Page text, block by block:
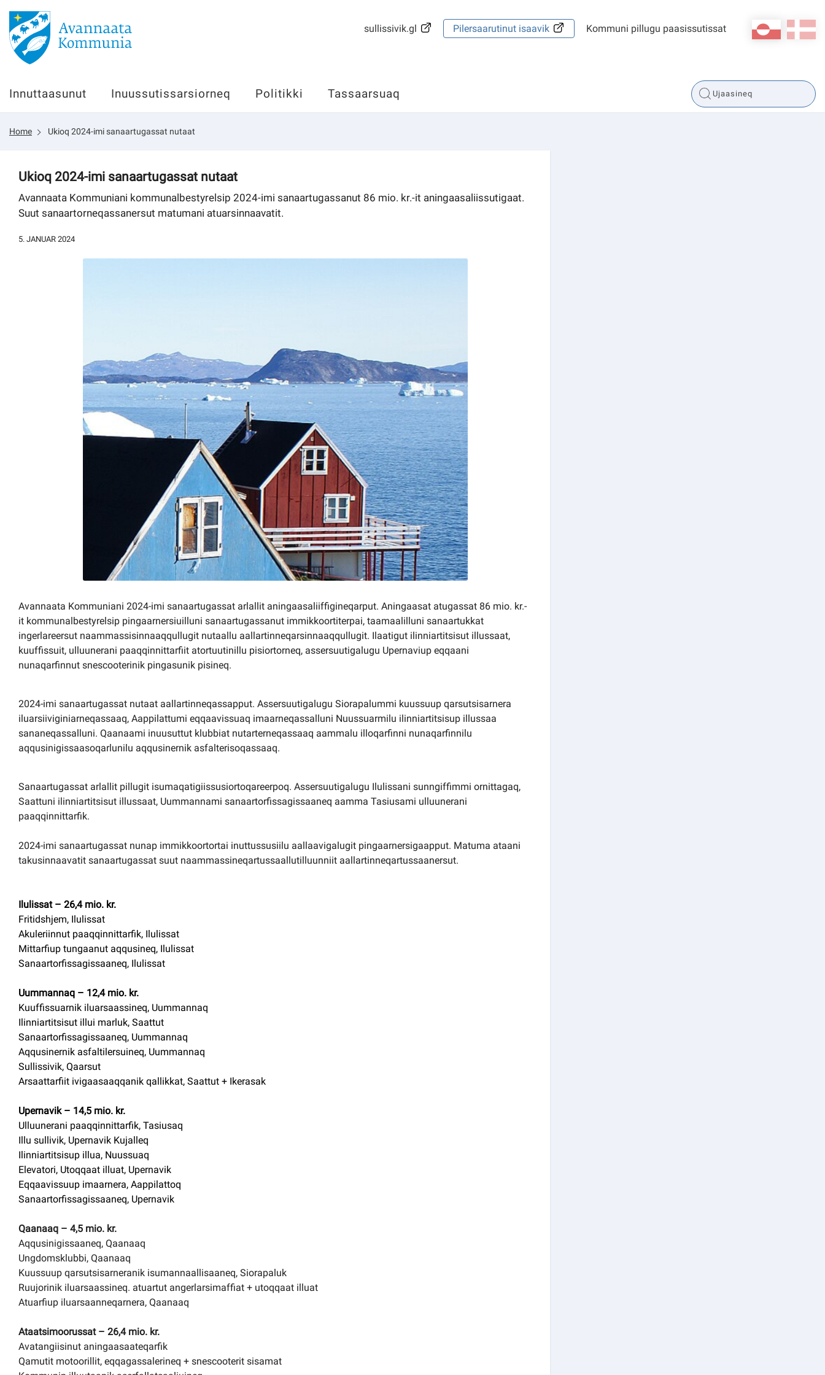
Innuttaasunut
Inuussutissarsiorneq
Politikki
Tassaarsuaq
Pilersaarutinut isaavik
da
kl-GL
sullissivik.gl Pilersaarutinut isaavik Kommuni pillugu paasissutissat
Innuttaasunut Inuussutissarsiorneq Politikki Tassaarsuaq
Home Ukioq 2024-imi sanaartugassat nutaat
Ukioq 2024-imi sanaartugassat nutaat
Avannaata Kommuniani kommunalbestyrelsip 2024-imi sanaartugassanut 86 mio. kr.-it aningaasaliissutigaat.
Suut sanaartorneqassanersut matumani atuarsinnaavatit.
5. JANUAR 2024
Avannaata Kommuniani 2024-imi sanaartugassat arlallit aningaasaliiffigineqarput. Aningaasat atugassat 86 mio. kr.-
it kommunalbestyrelsip pingaarnersiuilluni sanaartugassanut immikkoortiterpai, taamaalilluni sanaartukkat
ingerlareersut naammassisinnaaqqullugit nutaallu aallartinneqarsinnaaqqullugit. Ilaatigut ilinniartitsisut illussaat,
kuuffissuit, ulluunerani paaqqinnittarfiit atortuutinillu pisiortorneq, assersuutigalugu Upernaviup eqqaani
nunaqarfinnut snescooterinik pingasunik pisineq.
2024-imi sanaartugassat nutaat aallartinneqassapput. Assersuutigalugu Siorapalummi kuussuup qarsutsisarnera
iluarsiiviginiarneqassaaq, Aappilattumi eqqaavissuaq imaarneqassalluni Nuussuarmilu ilinniartitsisup illussaa
sananeqassalluni. Qaanaami inuusuttut klubbiat nutarterneqassaaq aammalu illoqarfinni nunaqarfinnilu
aqqusinigissaasoqarlunilu aqqusinernik asfalterisoqassaaq.
Sanaartugassat arlallit pillugit isumaqatigiissusiortoqareerpoq. Assersuutigalugu Ilulissani sunngiffimmi ornittagaq,
Saattuni ilinniartitsisut illussaat, Uummannami sanaartorfissagissaaneq aamma Tasiusami ulluunerani
paaqqinnittarfik.
2024-imi sanaartugassat nunap immikkoortortai inuttussusiilu aallaavigalugit pingaarnersigaapput. Matuma ataani
takusinnaavatit sanaartugassat suut naammassineqartussaallutilluunniit aallartinneqartussaanersut.
Ilulissat – 26,4 mio. kr.
Fritidshjem, Ilulissat
Akuleriinnut paaqqinnittarfik, Ilulissat
Mittarfiup tungaanut aqqusineq, Ilulissat
Sanaartorfissagissaaneq, Ilulissat
Uummannaq – 12,4 mio. kr.
Kuuffissuarnik iluarsaassineq, Uummannaq
Ilinniartitsisut illui marluk, Saattut
Sanaartorfissagissaaneq, Uummannaq
Aqqusinernik asfaltilersuineq, Uummannaq
Sullissivik, Qaarsut
Arsaattarfiit ivigaasaaqqanik qallikkat, Saattut + Ikerasak
Upernavik – 14,5 mio. kr.
Ulluunerani paaqqinnittarfik, Tasiusaq
Illu sullivik, Upernavik Kujalleq
Ilinniartitsisup illua, Nuussuaq
Elevatori, Utoqqaat illuat, Upernavik
Eqqaavissuup imaarnera, Aappilattoq
Sanaartorfissagissaaneq, Upernavik
Qaanaaq – 4,5 mio. kr.
Aqqusinigissaaneq, Qaanaaq
Ungdomsklubbi, Qaanaaq
Kuussuup qarsutsisarneranik isumannaallisaaneq, Siorapaluk
Ruujorinik iluarsaassineq. atuartut angerlarsimaffiat + utoqqaat illuat
Atuarfiup iluarsaanneqarnera, Qaanaaq
Ataatsimoorussat – 26,4 mio. kr.
Avatangiisinut aningaasaateqarfik
Qamutit motoorillit, eqqagassalerineq + snescooterit sisamat